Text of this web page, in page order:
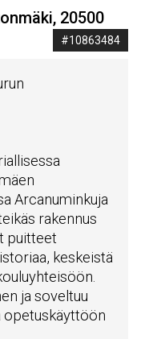
20500
#10863484
Arcanuminkuja
rakennus
puitteet
keskeistä
ja soveltuu